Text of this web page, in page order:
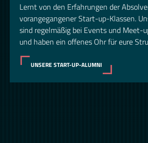
Lernt von den Erfahrungen der
vorangegangener Start-up-Klassen.
sind regelmäßig bei Events und Meet-
und haben ein offenes Ohr für eure
UNSERE START-UP-ALUMNI